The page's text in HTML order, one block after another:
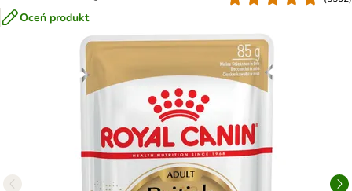
Oceń produkt